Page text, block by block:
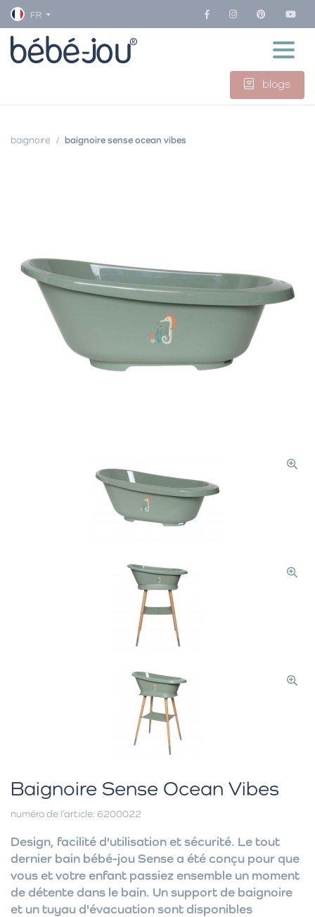
FR
blogs
baignoire baignoire sense ocean vibes
Baignoire Sense Ocean Vibes
numéro de l’article: 6200022
Design, facilité d'utilisation et sécurité. Le tout
dernier bain bébé-jou Sense a été conçu pour que
vous et votre enfant passiez ensemble un moment
de détente dans le bain. Un support de baignoire
et un tuyau d'évacuation sont disponibles